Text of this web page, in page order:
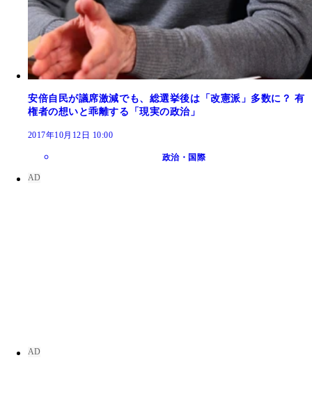
安倍自民が議席激減でも、総選挙後は「改憲派」多数に？ 有
権者の想いと乖離する「現実の政治」
2017年10月12日 10:00
政治・国際